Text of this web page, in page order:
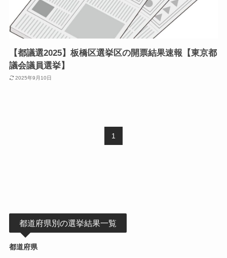
【都議選2025】板橋区選挙区の開票結果速報【東京都
議会議員選挙】
2025年9月10日
1
都道府県別の選挙結果一覧
都道府県